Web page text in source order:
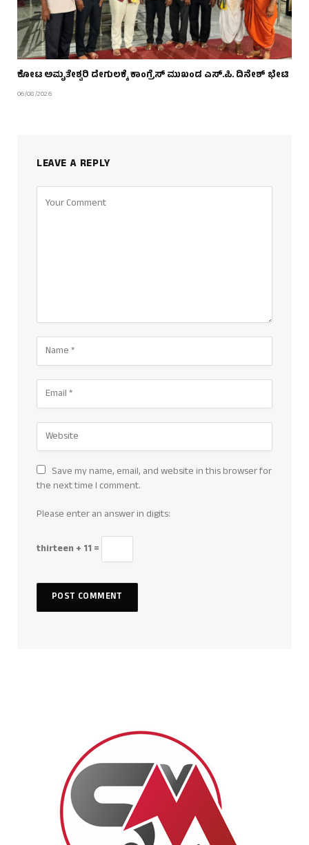
ಕೋಟ ಅಮೃತೇಶ್ವರಿ ದೇಗುಲಕ್ಕೆ ಕಾಂಗ್ರೆಸ್ ಮುಖಂಡ ಎಸ್.ಪಿ. ದಿನೇಶ್ ಭೇಟಿ
06/08/2026
LEAVE A REPLY
Save my name, email, and website in this browser for
the next time I comment.
Please enter an answer in digits:
thirteen + 11 =